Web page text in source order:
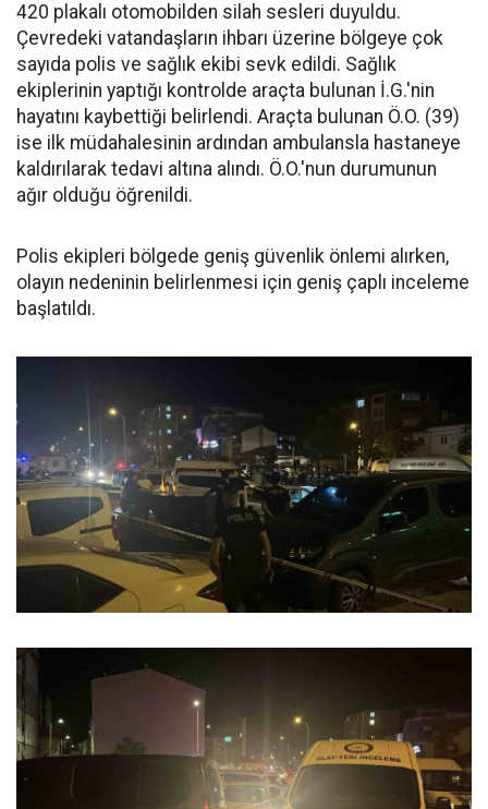
420 plakalı otomobilden silah sesleri duyuldu.
Çevredeki vatandaşların ihbarı üzerine bölgeye çok
sayıda polis ve sağlık ekibi sevk edildi. Sağlık
ekiplerinin yaptığı kontrolde araçta bulunan İ.G.'nin
hayatını kaybettiği belirlendi. Araçta bulunan Ö.O. (39)
ise ilk müdahalesinin ardından ambulansla hastaneye
kaldırılarak tedavi altına alındı. Ö.O.'nun durumunun
ağır olduğu öğrenildi.
Polis ekipleri bölgede geniş güvenlik önlemi alırken,
olayın nedeninin belirlenmesi için geniş çaplı inceleme
başlatıldı.